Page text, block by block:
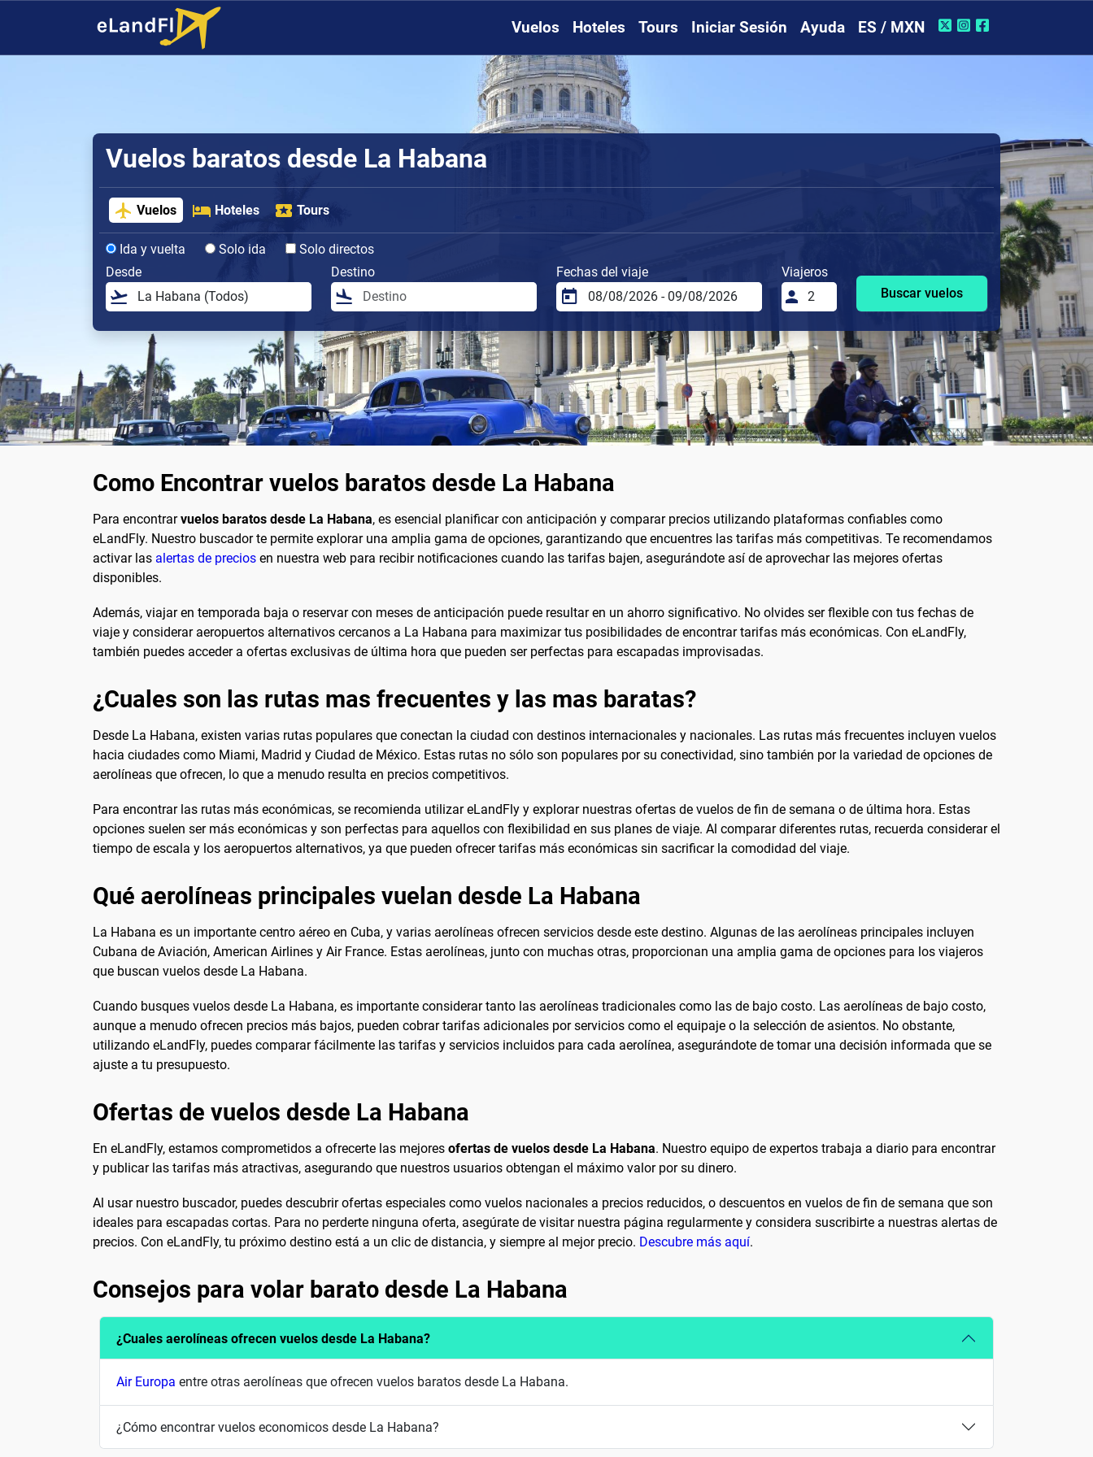
Vuelos Hoteles Tours Iniciar Sesión Ayuda ES / MXN
Vuelos baratos desde La Habana
Vuelos Hoteles Tours
Ida y vuelta Solo ida
Solo directos
Desde
Destino Fechas del viaje
Viajeros
Buscar vuelos
Como Encontrar vuelos baratos desde La Habana
Para encontrarvuelos baratos desde La Habana, es esencial planificar con anticipación y comparar precios utilizando plataformas confiables como
eLandFly. Nuestro buscador te permite explorar una amplia gama de opciones, garantizando que encuentres las tarifas más competitivas. Te recomendamos
activar las alertas de precios en nuestra web para recibir notificaciones cuando las tarifas bajen, asegurándote así de aprovechar las mejores ofertas
disponibles.
Además, viajar en temporada baja o reservar con meses de anticipación puede resultar en un ahorro significativo. No olvides ser flexible con tus fechas de
viaje y considerar aeropuertos alternativos cercanos a La Habana para maximizar tus posibilidades de encontrar tarifas más económicas. Con eLandFly,
también puedes acceder a ofertas exclusivas de última hora que pueden ser perfectas para escapadas improvisadas.
¿Cuales son las rutas mas frecuentes y las mas baratas?
Desde La Habana, existen varias rutas populares que conectan la ciudad con destinos internacionales y nacionales. Las rutas más frecuentes incluyen vuelos
hacia ciudades como Miami, Madrid y Ciudad de México. Estas rutas no sólo son populares por su conectividad, sino también por la variedad de opciones de
aerolíneas que ofrecen, lo que a menudo resulta en precios competitivos.
Para encontrar las rutas más económicas, se recomienda utilizar eLandFly y explorar nuestras ofertas de vuelos de fin de semana o de última hora. Estas
opciones suelen ser más económicas y son perfectas para aquellos con flexibilidad en sus planes de viaje. Al comparar diferentes rutas, recuerda considerar el
tiempo de escala y los aeropuertos alternativos, ya que pueden ofrecer tarifas más económicas sin sacrificar la comodidad del viaje.
Qué aerolíneas principales vuelan desde La Habana
La Habana es un importante centro aéreo en Cuba, y varias aerolíneas ofrecen servicios desde este destino. Algunas de las aerolíneas principales incluyen
Cubana de Aviación, American Airlines y Air France. Estas aerolíneas, junto con muchas otras, proporcionan una amplia gama de opciones para los viajeros
que buscan vuelos desde La Habana.
Cuando busques vuelos desde La Habana, es importante considerar tanto las aerolíneas tradicionales como las de bajo costo. Las aerolíneas de bajo costo,
aunque a menudo ofrecen precios más bajos, pueden cobrar tarifas adicionales por servicios como el equipaje o la selección de asientos. No obstante,
utilizando eLandFly, puedes comparar fácilmente las tarifas y servicios incluidos para cada aerolínea, asegurándote de tomar una decisión informada que se
ajuste a tu presupuesto.
Ofertas de vuelos desde La Habana
En eLandFly, estamos comprometidos a ofrecerte las mejores ofertas de vuelos desde La Habana. Nuestro equipo de expertos trabaja a diario para encontrar
y publicar las tarifas más atractivas, asegurando que nuestros usuarios obtengan el máximo valor por su dinero.
Al usar nuestro buscador, puedes descubrir ofertas especiales como vuelos nacionales a precios reducidos, o descuentos en vuelos de fin de semana que son
ideales para escapadas cortas. Para no perderte ninguna oferta, asegúrate de visitar nuestra página regularmente y considera suscribirte a nuestras alertas de
precios. Con eLandFly, tu próximo destino está a un clic de distancia, y siempre al mejor precio. Descubre más aquí.
Consejos para volar barato desde La Habana
¿Cuales aerolíneas ofrecen vuelos desde La Habana?
Air Europa entre otras aerolíneas que ofrecen vuelos baratos desde La Habana.
¿Cómo encontrar vuelos economicos desde La Habana?